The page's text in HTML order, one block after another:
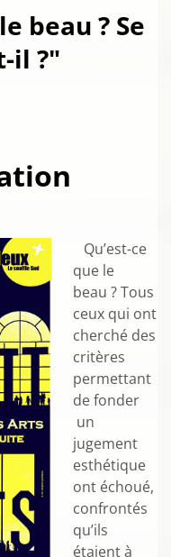
beau ? Se
il ?"
Qu’est-ce
que le
beau ? Tous
ceux qui ont
cherché des
critères
permettant
de fonder
un
jugement
esthétique
ont échoué,
confrontés
qu’ils
étaient à